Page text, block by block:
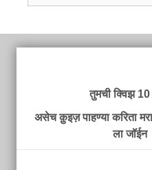
तुमची क्विझ 10
असेच क़ुइज़ पाहण्या करिता
ला